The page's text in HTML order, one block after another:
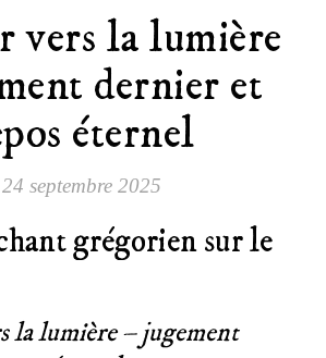
vers la lumière
dernier et
éternel
24 septembre 2025
grégorien sur le
la lumière – jugement